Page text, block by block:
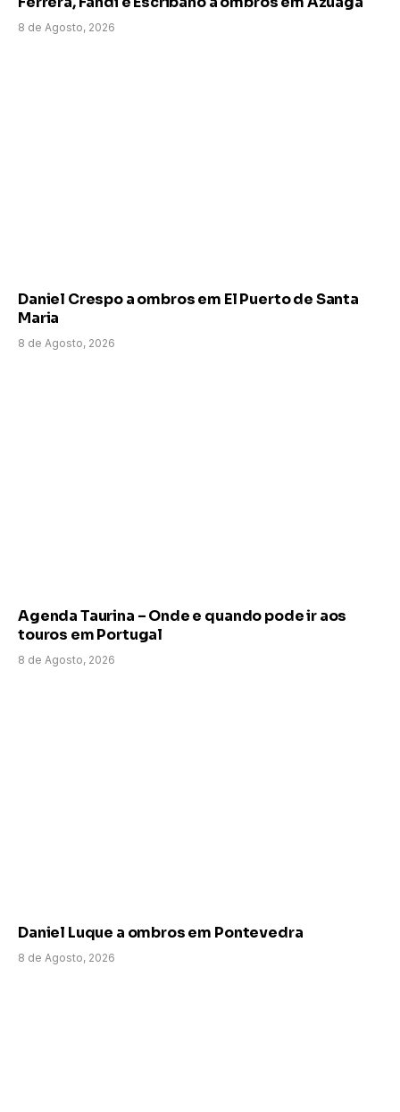
8 de Agosto, 2026
Daniel Crespo a ombros em El Puerto de Santa
Maria
8 de Agosto, 2026
Agenda Taurina – Onde e quando pode ir aos
touros em Portugal
8 de Agosto, 2026
Daniel Luque a ombros em Pontevedra
8 de Agosto, 2026